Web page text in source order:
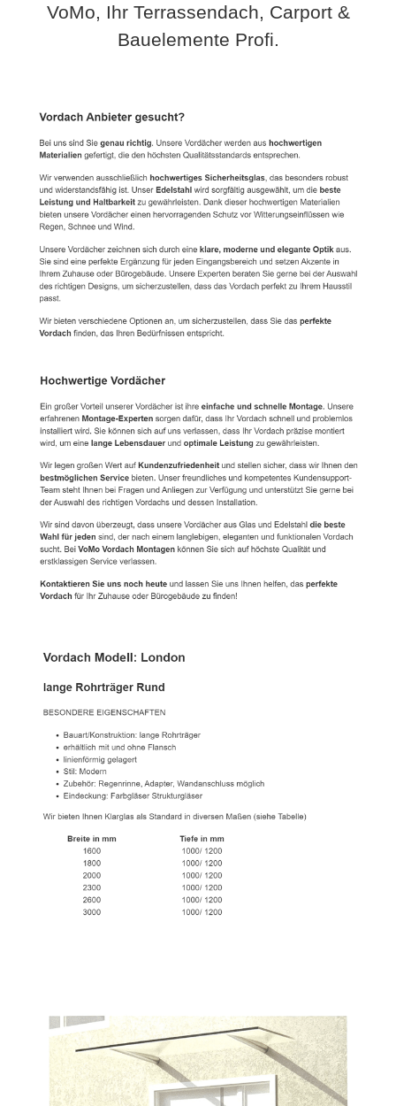
VoMo, Ihr Terrassendach, Carport &
Bauelemente Profi.